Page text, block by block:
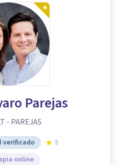
Parejas
- PAREJAS
verificado
5
online